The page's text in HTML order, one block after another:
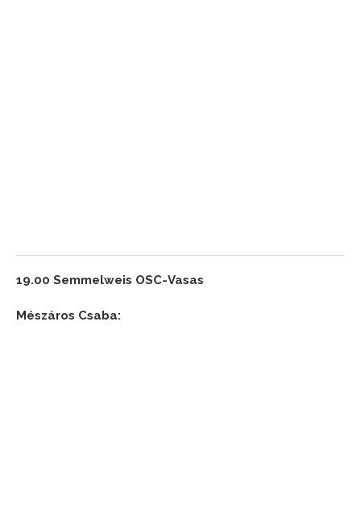
19.00 Semmelweis OSC-Vasas
Mészáros Csaba: